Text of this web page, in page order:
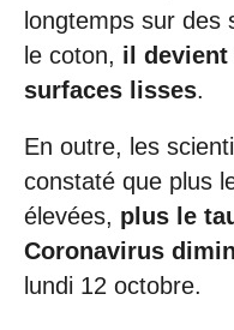
longtemps sur des
le coton, il
surfaces lisses.
En outre, les
constaté que plus
élevées, plus le
Coronavirus
lundi 12 octobre.